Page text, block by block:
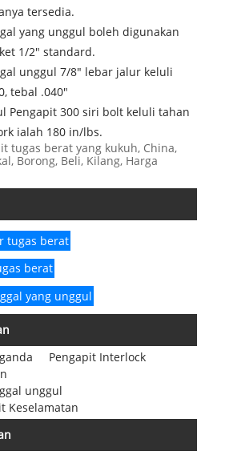
tersedia.
yang unggul boleh digunakan
1/2" standard.
unggul 7/8" lebar jalur keluli
tebal .040"
Pengapit 300 siri bolt keluli tahan
ialah 180 in/lbs.
tugas berat yang kukuh, China,
Borong, Beli, Kilang, Harga
tugas berat
berat
yang unggul
Pengapit Interlock
unggul
Keselamatan